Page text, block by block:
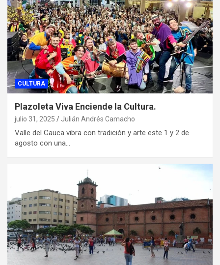
CULTURA
Plazoleta Viva Enciende la Cultura.
julio 31, 2025 Julián Andrés Camacho
Valle del Cauca vibra con tradición y arte este 1 y 2 de
agosto con una…